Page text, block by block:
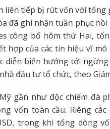
liên tiếp bị rút vốn với tổng
đã ghi nhận tuần phục
công bố hôm thứ Hai,
hợp của các tín hiệu vĩ
diễn biến hướng tới
đầu tư tổ chức, theo
gần như độc chiếm đà
vốn toàn cầu. Riêng các
trong khi tổng dòng